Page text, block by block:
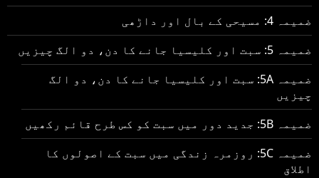
ضمیمہ 4: مسیحی کے بال اور داڑھی
ضمیمہ 5: سبت اور کلیسیا جانے کا دن، دو الگ چیزیں
ضمیمہ 5A: سبت اور کلیسیا جانے کا دن، دو الگ
چیزیں
ضمیمہ 5B: جدید دور میں سبت کو کس طرح قائم رکھیں
ضمیمہ 5C: روزمرہ زندگی میں سبت کے اصولوں کا
اطلاق